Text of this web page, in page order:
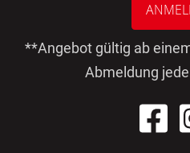
**Angebot gültig ab
Abmeldung